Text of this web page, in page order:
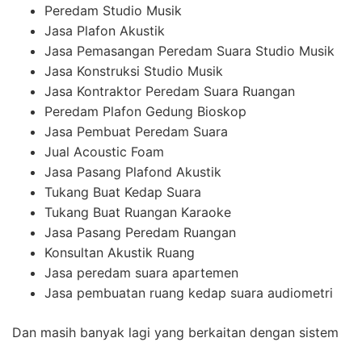
Peredam Studio Musik
Jasa Plafon Akustik
Jasa Pemasangan Peredam Suara Studio Musik
Jasa Konstruksi Studio Musik
Jasa Kontraktor Peredam Suara Ruangan
Peredam Plafon Gedung Bioskop
Jasa Pembuat Peredam Suara
Jual Acoustic Foam
Jasa Pasang Plafond Akustik
Tukang Buat Kedap Suara
Tukang Buat Ruangan Karaoke
Jasa Pasang Peredam Ruangan
Konsultan Akustik Ruang
Jasa peredam suara apartemen
Jasa pembuatan ruang kedap suara audiometri
Dan masih banyak lagi yang berkaitan dengan sistem